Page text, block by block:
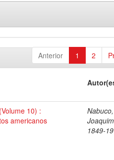
Anterior 1 2
10) :
americanos
Nabuco,
1849-